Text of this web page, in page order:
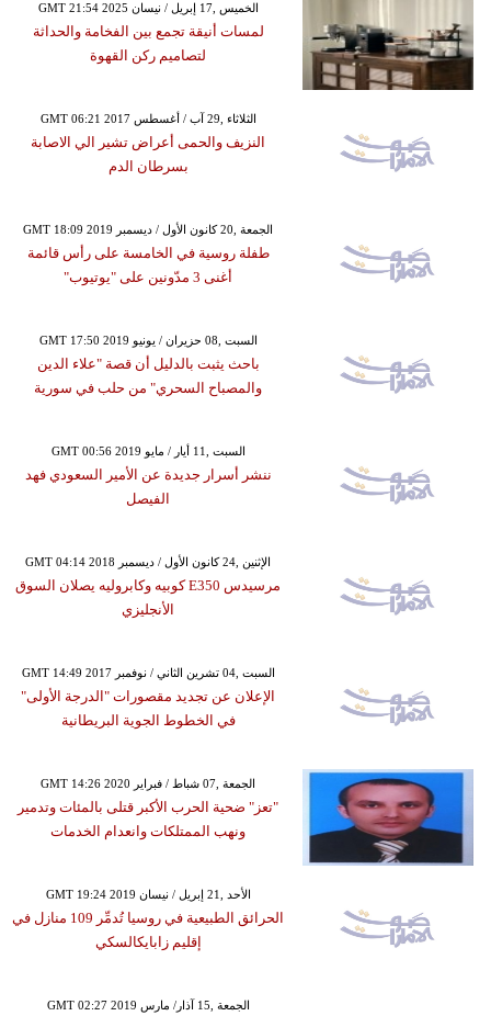
GMT 21:54 2025 الخميس ,17 إبريل / نيسان
لمسات أنيقة تجمع بين الفخامة والحداثة
لتصاميم ركن القهوة
GMT 06:21 2017 الثلاثاء ,29 آب / أغسطس
النزيف والحمى أعراض تشير الي الاصابة
بسرطان الدم
GMT 18:09 2019 الجمعة ,20 كانون الأول / ديسمبر
طفلة روسية في الخامسة على رأس قائمة
أغنى 3 مدّونين على "يوتيوب"
GMT 17:50 2019 السبت ,08 حزيران / يونيو
باحث يثبت بالدليل أن قصة "علاء الدين
والمصباح السحري" من حلب في سورية
GMT 00:56 2019 السبت ,11 أيار / مايو
ننشر أسرار جديدة عن الأمير السعودي فهد
الفيصل
GMT 04:14 2018 الإثنين ,24 كانون الأول / ديسمبر
مرسيدس E350 كوبيه وكابروليه يصلان السوق
الأنجليزي
GMT 14:49 2017 السبت ,04 تشرين الثاني / نوفمبر
الإعلان عن تجديد مقصورات "الدرجة الأولى"
في الخطوط الجوية البريطانية
GMT 14:26 2020 الجمعة ,07 شباط / فبراير
"تعز" ضحية الحرب الأكبر قتلى بالمئات وتدمير
ونهب الممتلكات وانعدام الخدمات
GMT 19:24 2019 الأحد ,21 إبريل / نيسان
الحرائق الطبيعية في روسيا تُدمِّر 109 منازل في
إقليم زابايكالسكي
GMT 02:27 2019 الجمعة ,15 آذار/ مارس